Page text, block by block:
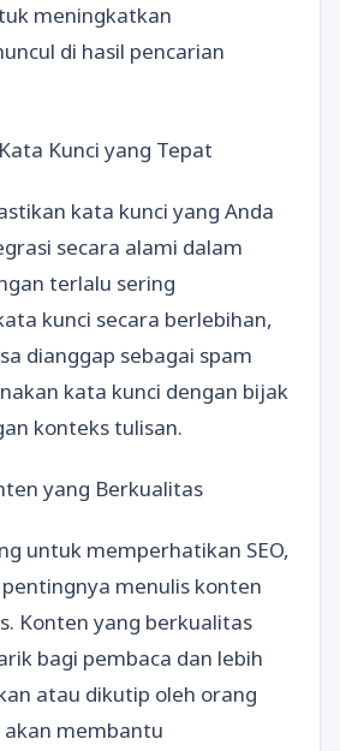
meningkatkan
di hasil pencarian
Kunci yang Tepat
kata kunci yang Anda
secara alami dalam
terlalu sering
kunci secara berlebihan,
dianggap sebagai spam
kata kunci dengan bijak
konteks tulisan.
yang Berkualitas
untuk memperhatikan SEO,
menulis konten
Konten yang berkualitas
bagi pembaca dan lebih
atau dikutip oleh orang
akan membantu